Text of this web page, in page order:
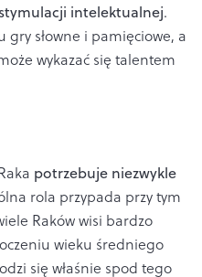
intelektualnej.
słowne i pamięciowe, a
wykazać się talentem
potrzebuje niezwykle
rola przypada przy tym
Raków wisi bardzo
wieku średniego
się właśnie spod tego